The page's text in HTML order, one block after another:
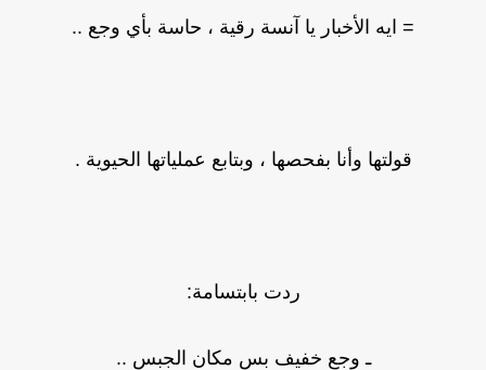
= ايه الأخبار يا آنسة رقية ، حاسة بأي وجع ..
قولتها وأنا بفحصها ، وبتابع عملياتها الحيوية .
ردت بابتسامة:
ـ وجع خفيف بس مكان الجبس ..